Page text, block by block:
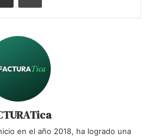
en el año 2018, ha logrado una